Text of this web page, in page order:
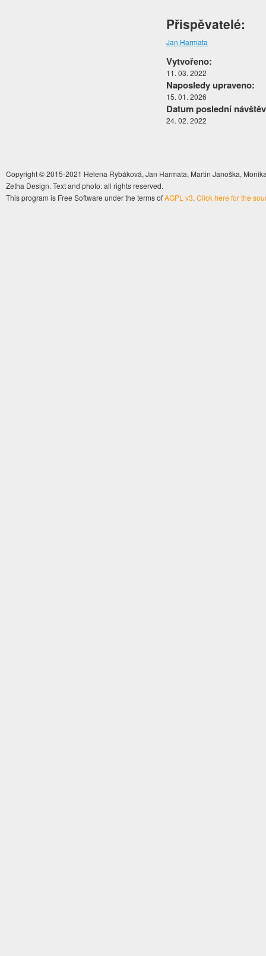
Přispěvatelé:
Jan Harmata
Vytvořeno:
11. 03. 2022
Naposledy upraveno:
15. 01. 2026
Datum poslední
24. 02. 2022
Copyright © 2015-2021 Helena Rybáková, Jan Harmata, Martin Janoška,
Zetha Design. Text and photo: all rights reserved.
This program is Free Software under the terms ofAGPL v3. Click here for the